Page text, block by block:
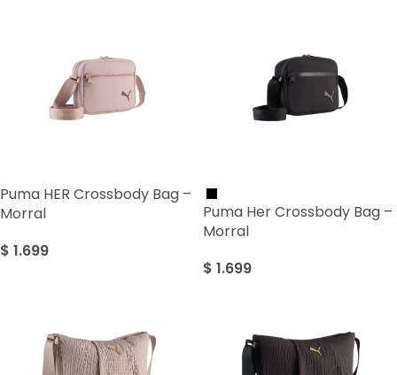
Puma HER Crossbody Bag –
Morral
$ 1.699
Puma Her Crossbody Bag –
Morral
$ 1.699